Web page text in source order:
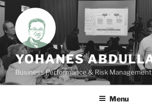
Skip
content
YOHANES
Business Performance & Risk
Menu